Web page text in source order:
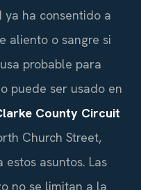
ha consentido a
aliento o sangre si
probable para
puede ser usado en
County Circuit
Church Street,
estos asuntos. Las
no se limitan a la